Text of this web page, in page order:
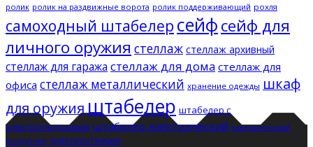
ролик ролик на раздвижные ворота ролик поддерживающий рохля
самоходный штабелер сейфсейф для
личного оружия стеллаж стеллаж архивный
стеллаж для гаража стеллаж для дома стеллаж для
офиса стеллаж металлический хранение одежды шкаф
для оружияштабелер штабелер с
электроподъемом штабелер электрический электрический
погрузчик электростанция